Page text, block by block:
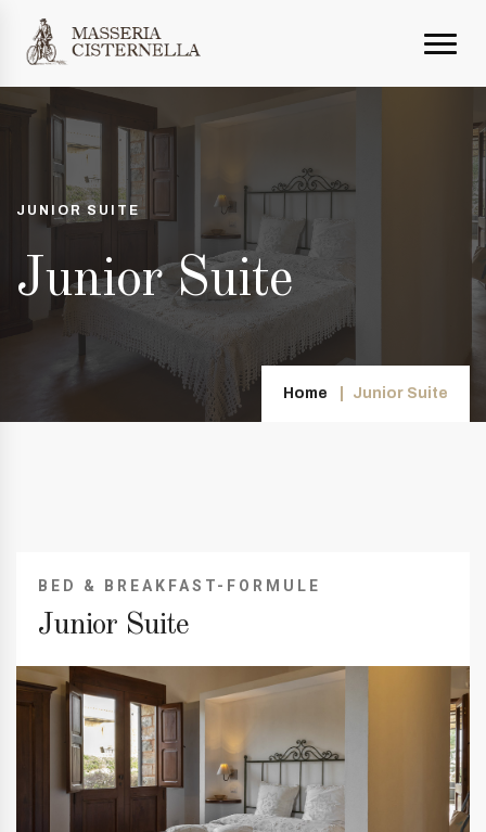
JUNIOR SUITE
Junior Suite
Home Junior Suite
BED & BREAKFAST-FORMULE
Junior Suite